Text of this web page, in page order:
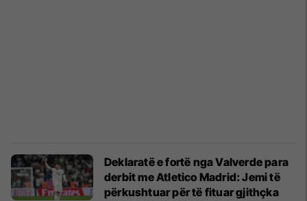
Deklaratë e fortë nga Valverde para
derbit me Atletico Madrid: Jemi të
përkushtuar për të fituar gjithçka